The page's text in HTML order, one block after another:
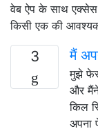
वेब ऐप के साथ
किसी एक की
3 मैं
मुझे
और
किल
अपना